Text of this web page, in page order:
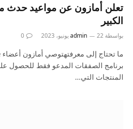
تعلن أمازون عن مواعيد حدث
الكبير
بواسطة admin 22 يونيو، 2023 0
المنتجات التي…